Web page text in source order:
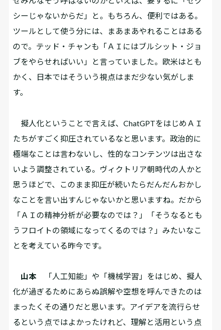
シーじゃないからだ」と。もちろん、便利ではある。
ツールとして使う分には、まあまあやれることはある
ので。テッド・チャンも「ＡＩにはブルシット・ジョ
ブをやらせればいい」と言っていました。欧米はとも
かく、日本ではそういう視点はまだ少ない気がしま
す。
擬人化ということで言えば、ChatGPTをはじめＡＩ
たちがすごく抑圧されているなと思います。政治的に
極端なことは言わないし、性的なコンテンツは出さな
いよう調整されている。ヴィクトリア朝時代の人かと
思うほどで、このまま抑圧が続いたらだんだんおかし
なことを言い出すんじゃないかと思いますね。だから
「ＡＩの精神分析が必要なのでは？」「そうなるとも
うフロイトの領域になってくるのでは？」みたいなこ
とを考えている昨今です。
山本 「人工知能」や「機械学習」をはじめ、擬人
化が過ぎるためにあらぬ誤解や空想を呼んできたのは
まったくその通りだと思います。アイデアを流行らせ
るという点ではよかったけれど、理解と活用という点